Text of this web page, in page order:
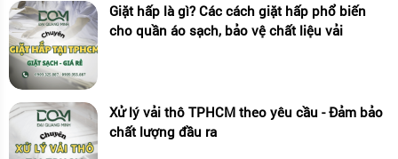
Giặt hấp là gì? Các cách giặt hấp phổ biến
cho quần áo sạch, bảo vệ chất liệu vải
Xử lý vải thô TPHCM theo yêu cầu - Đảm bảo
chất lượng đầu ra